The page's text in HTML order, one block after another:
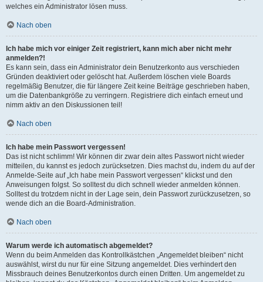
welches ein Administrator lösen muss.
Nach oben
Ich habe mich vor einiger Zeit registriert, kann mich aber nicht mehr
anmelden?!
Es kann sein, dass ein Administrator dein Benutzerkonto aus verschieden
Gründen deaktiviert oder gelöscht hat. Außerdem löschen viele Boards
regelmäßig Benutzer, die für längere Zeit keine Beiträge geschrieben haben,
um die Datenbankgröße zu verringern. Registriere dich einfach erneut und
nimm aktiv an den Diskussionen teil!
Nach oben
Ich habe mein Passwort vergessen!
Das ist nicht schlimm! Wir können dir zwar dein altes Passwort nicht wieder
mitteilen, du kannst es jedoch zurücksetzen. Dies machst du, indem du auf der
Anmelde-Seite auf „Ich habe mein Passwort vergessen“ klickst und den
Anweisungen folgst. So solltest du dich schnell wieder anmelden können.
Solltest du trotzdem nicht in der Lage sein, dein Passwort zurückzusetzen, so
wende dich an die Board-Administration.
Nach oben
Warum werde ich automatisch abgemeldet?
Wenn du beim Anmelden das Kontrollkästchen „Angemeldet bleiben“ nicht
auswählst, wirst du nur für eine Sitzung angemeldet. Dies verhindert den
Missbrauch deines Benutzerkontos durch einen Dritten. Um angemeldet zu